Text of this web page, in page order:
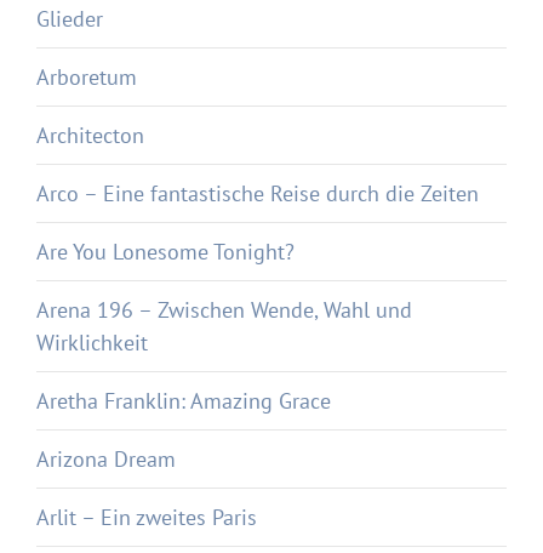
Glieder
Arboretum
Architecton
Arco – Eine fantastische Reise durch die Zeiten
Are You Lonesome Tonight?
Arena 196 – Zwischen Wende, Wahl und
Wirklichkeit
Aretha Franklin: Amazing Grace
Arizona Dream
Arlit – Ein zweites Paris